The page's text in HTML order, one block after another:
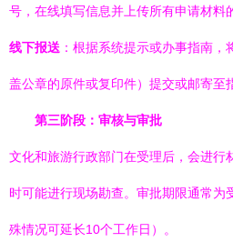
号，在线填写信息并上传所有申请材料
线下报送 ：根据系统提示或办事指南
盖公章的原件或复印件）提交或邮寄至
第三阶段：审核与审批
文化和旅游行政部门在受理后，会进行
时可能进行现场勘查。审批期限通常为
殊情况可延长10个工作日）。